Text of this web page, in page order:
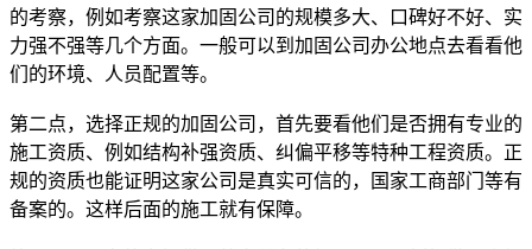
的考察，例如考察这家加固公司的规模多大、口碑好不好、实
力强不强等几个方面。一般可以到加固公司办公地点去看看他
们的环境、人员配置等。
第二点，选择正规的加固公司，首先要看他们是否拥有专业的
施工资质、例如结构补强资质、纠偏平移等特种工程资质。正
规的资质也能证明这家公司是真实可信的，国家工商部门等有
备案的。这样后面的施工就有保障。